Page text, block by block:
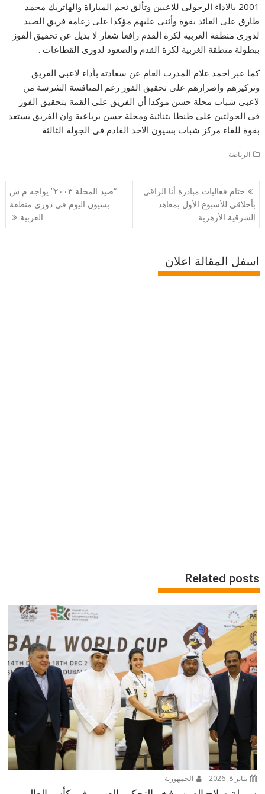
2001 بالاداء الرجولى للاعبين وتألق نجم المباراة والهاتريك محمد
طارق على العائد بقوة وأثنى عليهم مؤكدا على زعامة فريق الصيد
لدورى منطقة الغربية لكرة القدم رافعا شعار لا بديل عن تحقيق الفوز
ببطولة منطقة الغربية لكرة القدم والصعود لدورى القطاعات .
كما عبر احمد علام المدرب العام عن سعادته بأداء لاعبى الفريق
وتركيزهم وإصرارهم على تحقيق الفوز رغم المنافسة الشرسة من
لاعبى شباب محلة حسن مؤكدا أن الفريق على القمة بتحقيق الفوز
فى الجولتين على طنطا بثنائية ومحلة حسن برباعية وان الفريق يستعد
بقوة للقاء مركز شباب بسيون الاحد القادم فى الجولة الثالثة
الرياضة
تصفّح
المقالات
ختام فعاليات مبادرة أنا الراقى
بأخلاقي للأسبوع الأول بمعاهد
الشرقية الأزهرية
“صيد المحلة ٢٠٠٣” يواجه م ش
بسيون اليوم فى دورى منطقة
الغربية
اسفل المقالة اعلان
Related posts
يناير 8, 2026 الجمهورية